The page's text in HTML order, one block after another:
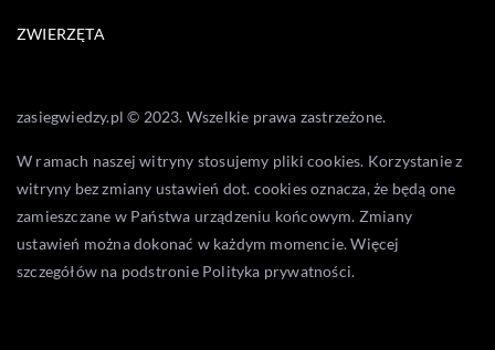
ZWIERZĘTA
zasiegwiedzy.pl © 2023. Wszelkie prawa zastrzeżone.
W ramach naszej witryny stosujemy pliki cookies. Korzystanie z
witryny bez zmiany ustawień dot. cookies oznacza, że będą one
zamieszczane w Państwa urządzeniu końcowym. Zmiany
ustawień można dokonać w każdym momencie. Więcej
szczegółów na podstronie Polityka prywatności.